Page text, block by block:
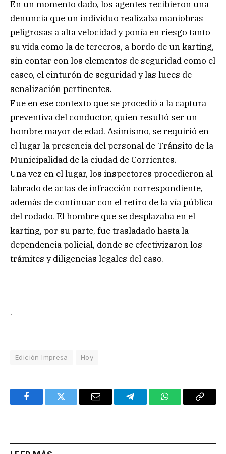
En un momento dado, los agentes recibieron una
denuncia que un individuo realizaba maniobras
peligrosas a alta velocidad y ponía en riesgo tanto
su vida como la de terceros, a bordo de un karting,
sin contar con los elementos de seguridad como el
casco, el cinturón de seguridad y las luces de
señalización pertinentes.
Fue en ese contexto que se procedió a la captura
preventiva del conductor, quien resultó ser un
hombre mayor de edad. Asimismo, se requirió en
el lugar la presencia del personal de Tránsito de la
Municipalidad de la ciudad de Corrientes.
Una vez en el lugar, los inspectores procedieron al
labrado de actas de infracción correspondiente,
además de continuar con el retiro de la vía pública
del rodado. El hombre que se desplazaba en el
karting, por su parte, fue trasladado hasta la
dependencia policial, donde se efectivizaron los
trámites y diligencias legales del caso.
.
Edición Impresa Hoy
FacebookTwitter Email TelegramWhatsAppCopy